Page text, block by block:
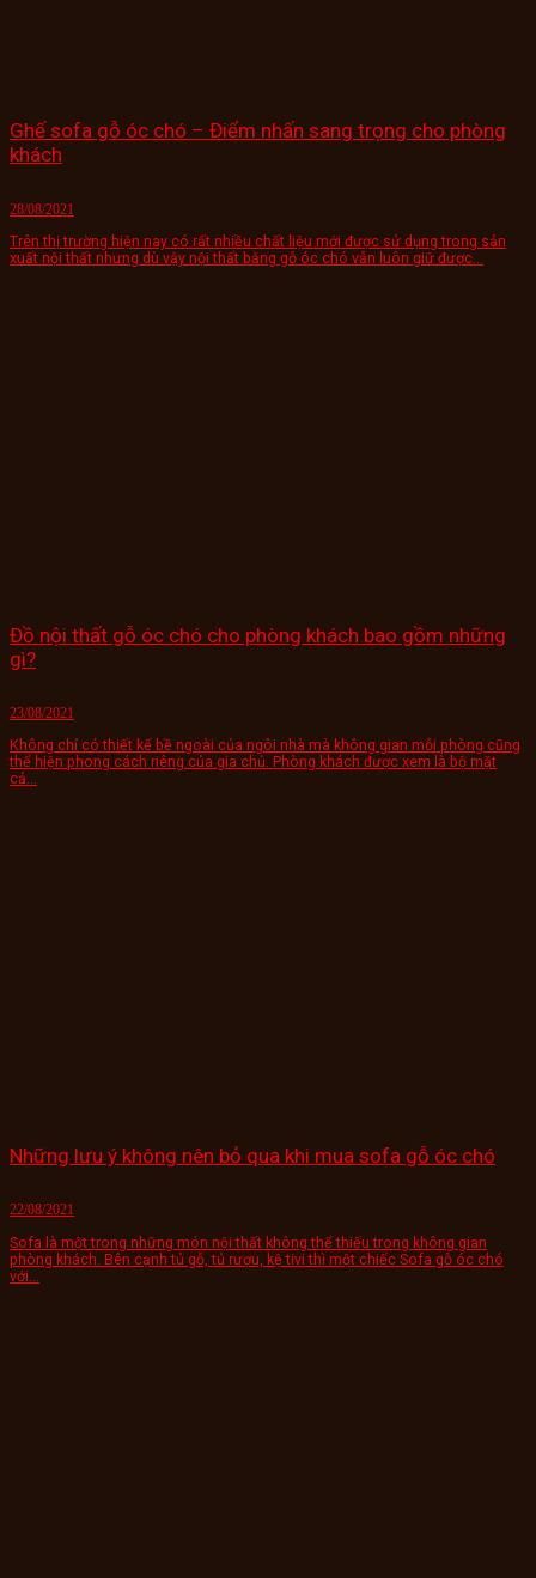
Ghế sofa gỗ óc chó – Điểm nhấn sang trọng cho phòng
khách
28/08/2021
Trên thị trường hiện nay có rất nhiều chất liệu mới được sử dụng trong sản
xuất nội thất nhưng dù vậy nội thất bằng gỗ óc chó vẫn luôn giữ được...
Đồ nội thất gỗ óc chó cho phòng khách bao gồm những
gì?
23/08/2021
Không chỉ có thiết kế bề ngoài của ngôi nhà mà không gian mỗi phòng cũng
thể hiện phong cách riêng của gia chủ. Phòng khách được xem là bộ mặt
cả...
Những lưu ý không nên bỏ qua khi mua sofa gỗ óc chó
22/08/2021
Sofa là một trong những món nội thất không thể thiếu trong không gian
phòng khách. Bên cạnh tủ gỗ, tủ rượu, kệ tivi thì một chiếc Sofa gỗ óc chó
với...